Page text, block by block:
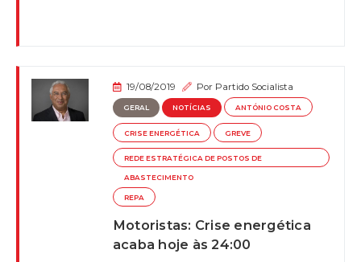
19/08/2019 Por Partido Socialista
GERAL NOTÍCIAS ANTÓNIO COSTA
CRISE ENERGÉTICA GREVE
REDE ESTRATÉGICA DE POSTOS DE
ABASTECIMENTO
REPA
Motoristas: Crise energética
acaba hoje às 24:00